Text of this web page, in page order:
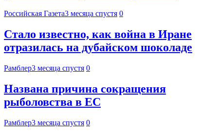
Российская Газета3 месяца спустя 0
Стало известно, как война в Иране
отразилась на дубайском шоколаде
Рамблер3 месяца спустя 0
Названа причина сокращения
рыболовства в ЕС
Рамблер3 месяца спустя 0